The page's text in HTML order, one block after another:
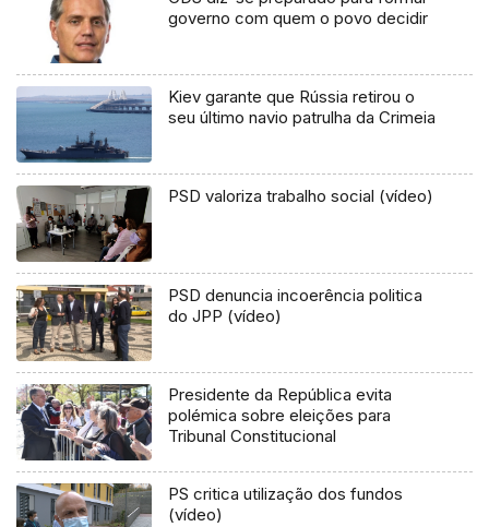
governo com quem o povo decidir
Kiev garante que Rússia retirou o
seu último navio patrulha da Crimeia
PSD valoriza trabalho social (vídeo)
PSD denuncia incoerência politica
do JPP (vídeo)
Presidente da República evita
polémica sobre eleições para
Tribunal Constitucional
PS critica utilização dos fundos
(vídeo)